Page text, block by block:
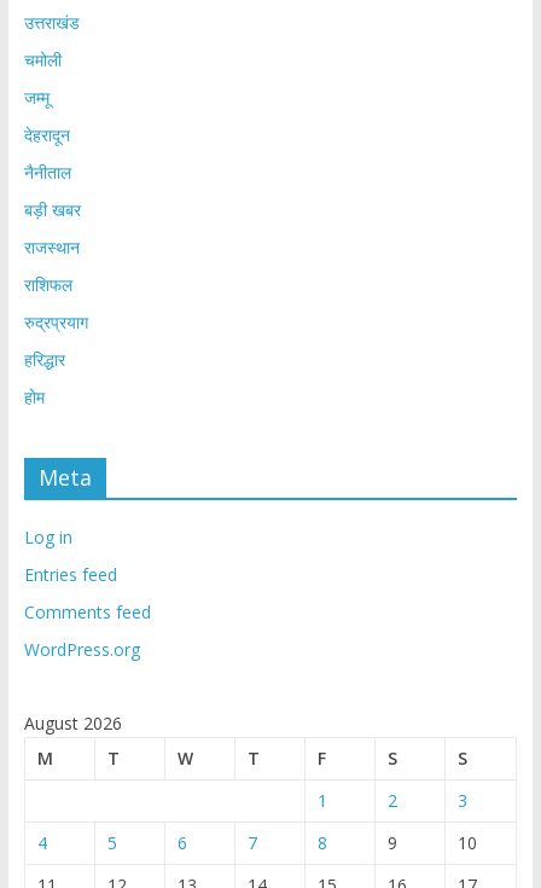
उत्तराखंड
चमोली
जम्मू
देहरादून
नैनीताल
बड़ी खबर
राजस्थान
राशिफल
रुद्रप्रयाग
हरिद्धार
होम
Meta
Log in
Entries feed
Comments feed
WordPress.org
August 2026
M
T W T F S
S
1
2
3
4
5 6 7 8 9
10